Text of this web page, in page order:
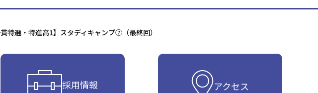
貫特選・特進高1】スタディキャンプ⑦（最終回）
採用情報 アクセス